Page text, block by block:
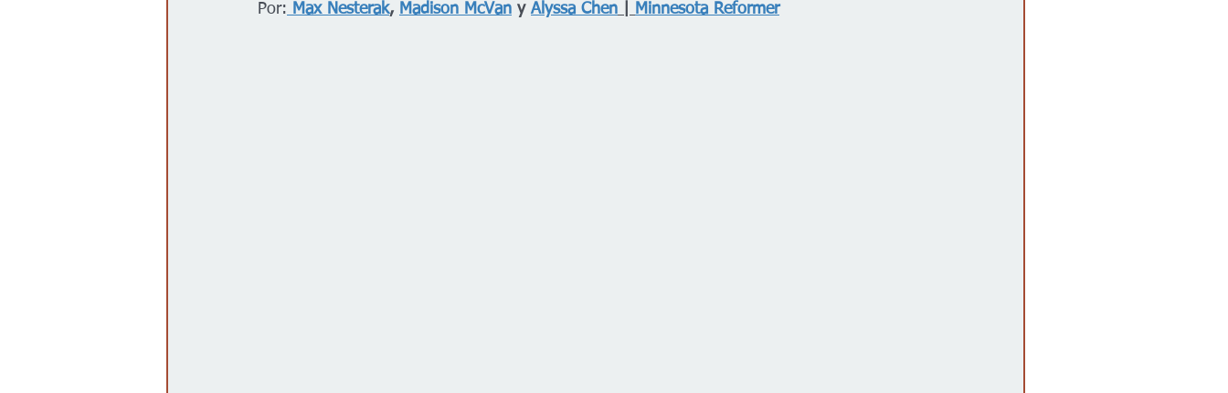
Por: Max Nesterak, Madison McVan y Alyssa Chen Minnesota Reformer